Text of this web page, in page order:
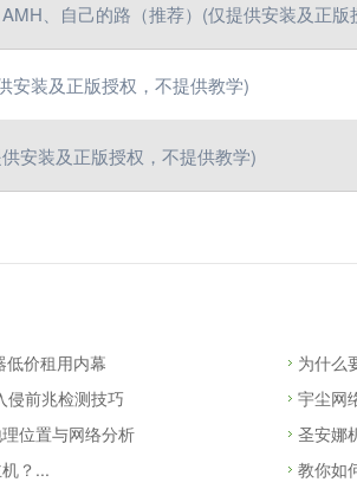
、自己的路（推荐）(仅提供安装及正
安装及正版授权，不提供教学)
安装及正版授权，不提供教学)
低价租用内幕
侵前兆检测技巧
位置与网络分析
？...
为什么
宇尘网
圣安娜
教你如